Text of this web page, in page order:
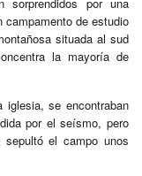
campamento de estudio
situada al sud
la mayoría de
se encontraban
por el seísmo, pero
el campo unos